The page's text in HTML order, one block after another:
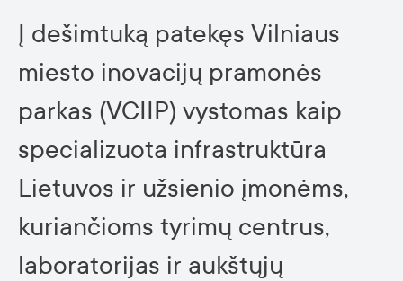
Į dešimtuką patekęs Vilniaus
miesto inovacijų pramonės
parkas (VCIIP) vystomas kaip
specializuota infrastruktūra
Lietuvos ir užsienio įmonėms,
kuriančioms tyrimų centrus,
laboratorijas ir aukštųjų